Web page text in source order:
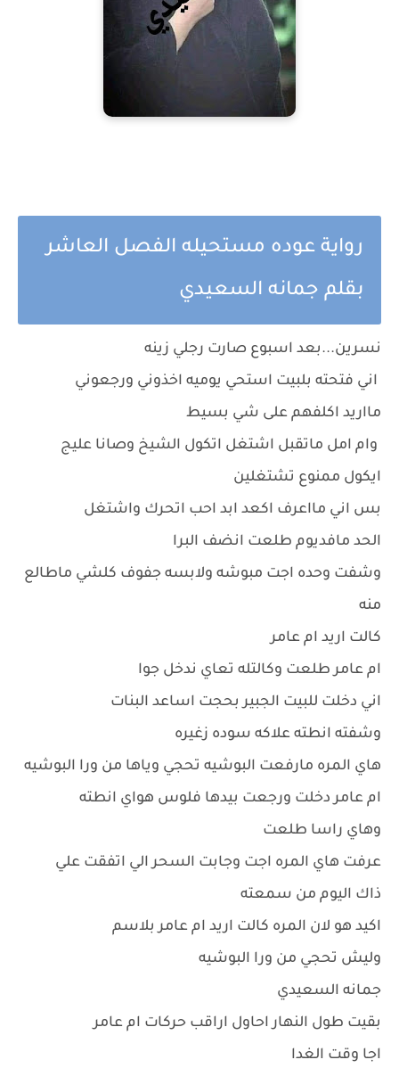
رواية عوده مستحيله الفصل العاشر
بقلم جمانه السعيدي
نسرين...بعد اسبوع صارت رجلي زينه
اني فتحته بلبيت استحي يوميه اخذوني ورجعوني
مااريد اكلفهم على شي بسيط
وام امل ماتقبل اشتغل اتكول الشيخ وصانا عليج
ايكول ممنوع تشتغلين
بس اني مااعرف اكعد ابد احب اتحرك واشتغل
الحد مافديوم طلعت انضف البرا
وشفت وحده اجت مبوشه ولابسه جفوف كلشي ماطالع
منه
كالت اريد ام عامر
ام عامر طلعت وكالتله تعاي ندخل جوا
اني دخلت للبيت الجبير بحجت اساعد البنات
وشفته انطته علاكه سوده زغيره
هاي المره مارفعت البوشيه تحجي وياها من ورا البوشيه
ام عامر دخلت ورجعت بيدها فلوس هواي انطته
وهاي راسا طلعت
عرفت هاي المره اجت وجابت السحر الي اتفقت علي
ذاك اليوم من سمعته
اكيد هو لان المره كالت اريد ام عامر بلاسم
وليش تحجي من ورا البوشيه
جمانه السعيدي
بقيت طول النهار احاول اراقب حركات ام عامر
اجا وقت الغدا